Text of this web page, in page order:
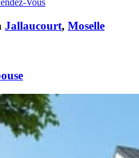
Vous
Jallaucourt, Moselle